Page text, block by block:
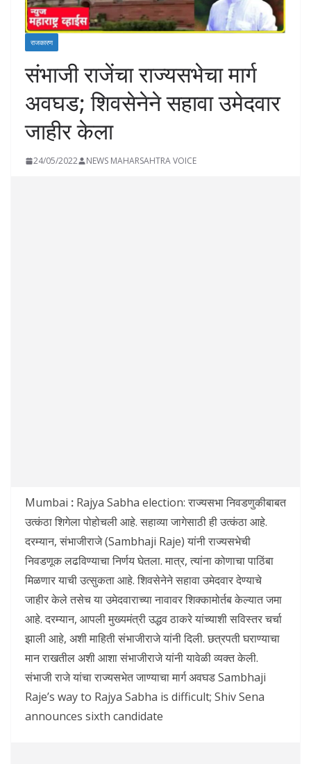
राजकारण
संभाजी राजेंचा राज्यसभेचा मार्ग
अवघड; शिवसेनेने सहावा उमेदवार
जाहीर केला
24/05/2022 NEWS MAHARSAHTRA VOICE
Mumbai : Rajya Sabha election: राज्यसभा निवडणुकीबाबत
उत्कंठा शिगेला पोहोचली आहे. सहाव्या जागेसाठी ही उत्कंठा आहे.
दरम्यान, संभाजीराजे (Sambhaji Raje) यांनी राज्यसभेची
निवडणूक लढविण्याचा निर्णय घेतला. मात्र, त्यांना कोणाचा पाठिंबा
मिळणार याची उत्सुकता आहे. शिवसेनेने सहावा उमेदवार देण्याचे
जाहीर केले तसेच या उमेदवाराच्या नावावर शिक्कामोर्तब केल्यात जमा
आहे. दरम्यान, आपली मुख्यमंत्री उद्धव ठाकरे यांच्याशी सविस्तर चर्चा
झाली आहे, अशी माहिती संभाजीराजे यांनी दिली. छत्रपती घराण्याचा
मान राखतील अशी आशा संभाजीराजे यांनी यावेळी व्यक्त केली.
संभाजी राजे यांचा राज्यसभेत जाण्याचा मार्ग अवघड Sambhaji
Raje’s way to Rajya Sabha is difficult; Shiv Sena
announces sixth candidate